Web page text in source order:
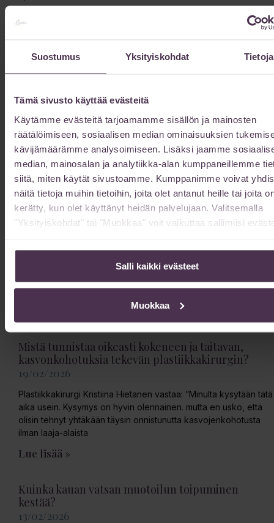
Suostumus Yksityiskohdat Tietoja
Tämä sivusto käyttää evästeitä
Käytämme evästeitä tarjoamamme sisällön ja mainosten
räätälöimiseen, sosiaalisen median ominaisuuksien
kävijämäärämme analysoimiseen. Lisäksi jaamme
median, mainosalan ja analytiikka-alan kumppaneillemme
siitä, miten käytät sivustoamme. Kumppanimme voivat
näitä tietoja muihin tietoihin, joita olet antanut heille tai joita
kerätty, kun olet käyttänyt heidän palvelujaan. Valitsemalla
"Yksityiskohdat" tai "Muokkaa" voit vaikuttaa sallimiisi
Salli kaikki evästeet
Muokkaa
Muita uutisia
23/04/2026
Laserihoidon tulokset kestävät kuukausista vuosiin –
ihokarvojen poisto on pysyvää, nuorentaminen 1-3 vuotta.
Lue lisää »
Rasvaimussakin oikein valittu kumppani vaikuttaa
suoraan lopputulokseen
16/04/2026
suoraan lopputulokseen – sekä ulkonäön että
toipumiskokemuksen kannalta. Sairaala Innova erottuu
avulla.
Mistä tunnistaa oikeasti kokeneen ja taitavan,
kasvonkohotuksia tekevän plastiikkakirurgin?
19/02/2026
Plastiikkakirurgi Kristiina Hietanen vastaa: ”Minulta kysytään tätä
aika usein. Kysymys on hyvin olennainen. mutta en usko, että
olisin tehnyt yhtäkään täysin onnistunutta kasvojenkohotusta
ilman laaja-alaista
Lue lisää »
Kuinka kauan vatsan muotoilun toipuminen
kestää?
13/02/2026